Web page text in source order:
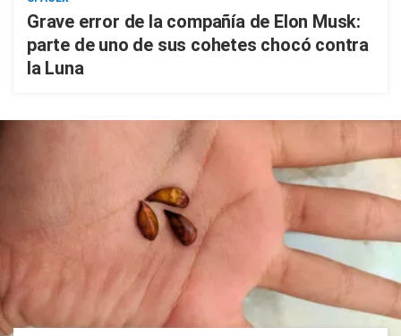
Grave error de la compañía de Elon Musk:
parte de uno de sus cohetes chocó contra
la Luna